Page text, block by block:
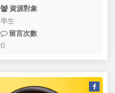
資源對象
學生
留言次數
0